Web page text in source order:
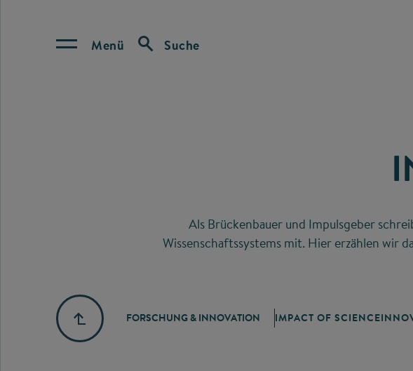
Menü Suche
Als Brückenbauer und Impulsgeber
Wissenschaftssystems mit. Hier erzählen wir
FORSCHUNG & INNOVATION IMPACT OF SCIENCE